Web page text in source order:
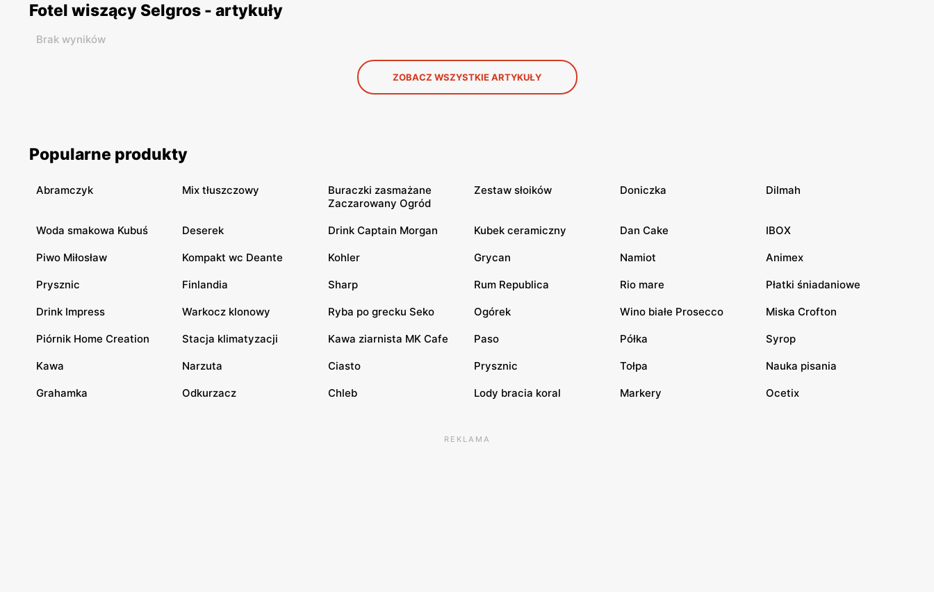
Fotel wiszący Selgros - artykuły
Brak wyników
ZOBACZ WSZYSTKIE ARTYKUŁY
Popularne produkty
Abramczyk Mix tłuszczowy
Buraczki zasmażane
Zaczarowany Ogród
Zestaw słoików Doniczka Dilmah
Woda smakowa Kubuś Deserek Drink Captain Morgan Kubek ceramiczny Dan Cake IBOX
Piwo Miłosław Kompakt wc Deante Kohler Grycan Namiot Animex
Prysznic Finlandia Sharp Rum Republica Rio mare Płatki śniadaniowe
Drink Impress Warkocz klonowy Ryba po grecku Seko Ogórek Wino białe Prosecco Miska Crofton
Piórnik Home Creation Stacja klimatyzacji Kawa ziarnista MK Cafe Paso Półka Syrop
Kawa Narzuta Ciasto Prysznic Tołpa Nauka pisania
Grahamka Odkurzacz Chleb Lody bracia koral Markery Ocetix
REKLAMA